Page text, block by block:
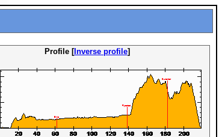
Profile [Inverse profile]